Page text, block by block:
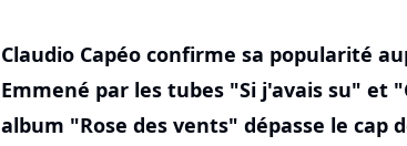
Claudio Capéo confirme sa popularité
Emmené par les tubes "Si j'avais su" et
album "Rose des vents" dépasse le cap